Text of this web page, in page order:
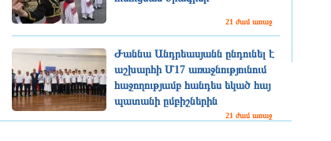
21 ժամ առաջ
Ժաննա Անդրեասյանն ընդունել է
աշխարհի Մ17 առաջնությունում
հաջողությամբ հանդես եկած հայ
պատանի ըմբիշներին
21 ժամ առաջ